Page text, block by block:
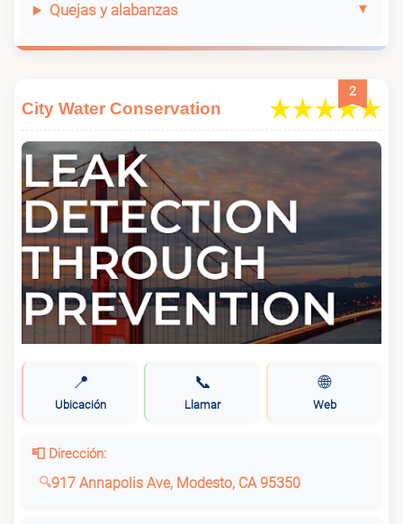
Quejas y alabanzas
2
City Water Conservation
📍
Ubicación
📞
Llamar
🌐
Web
📮 Dirección:
917 Annapolis Ave, Modesto, CA 95350